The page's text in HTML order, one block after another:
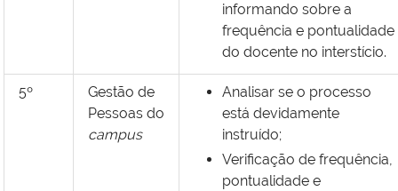
informando sobre a
frequência e pontualidade
do docente no interstício.
5º
Gestão de
Pessoas do
campus
Analisar se o processo
está devidamente
instruído;
Verificação de frequência,
pontualidade e